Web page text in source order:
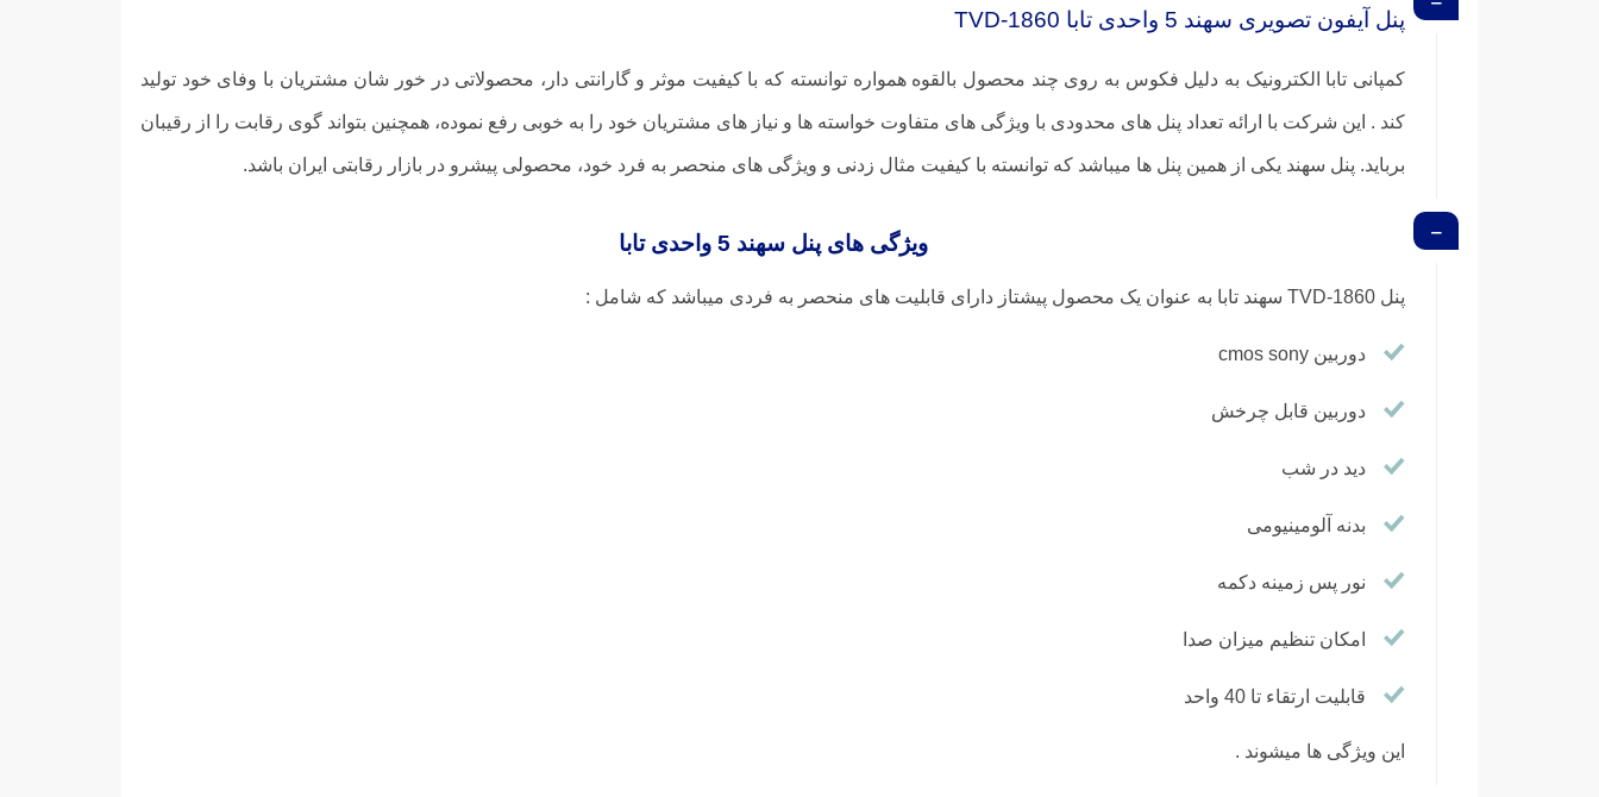
پنل آیفون تصویری سهند 5 واحدی تابا TVD-1860
کمپانی تابا الکترونیک به دلیل فکوس به روی چند محصول بالقوه همواره توانسته که با کیفیت موثر و گارانتی دار، محصولاتی در خور شان مشتریان با وفای خود تولید
کند . این شرکت با ارائه تعداد پنل های محدودی با ویژگی های متفاوت خواسته ها و نیاز های مشتریان خود را به خوبی رفع نموده، همچنین بتواند گوی رقابت را از رقیبان
برباید. پنل سهند یکی از همین پنل ها میباشد که توانسته با کیفیت مثال زدنی و ویژگی های منحصر به فرد خود، محصولی پیشرو در بازار رقابتی ایران باشد.
ویژگی های پنل سهند 5 واحدی تابا
پنل TVD-1860 سهند تابا به عنوان یک محصول پیشتاز دارای قابلیت های منحصر به فردی میباشد که شامل :
دوربین cmos sony
دوربین قابل چرخش
دید در شب
بدنه آلومینیومی
نور پس زمینه دکمه
امکان تنظیم میزان صدا
قابلیت ارتقاء تا 40 واحد
این ویژگی ها میشوند .